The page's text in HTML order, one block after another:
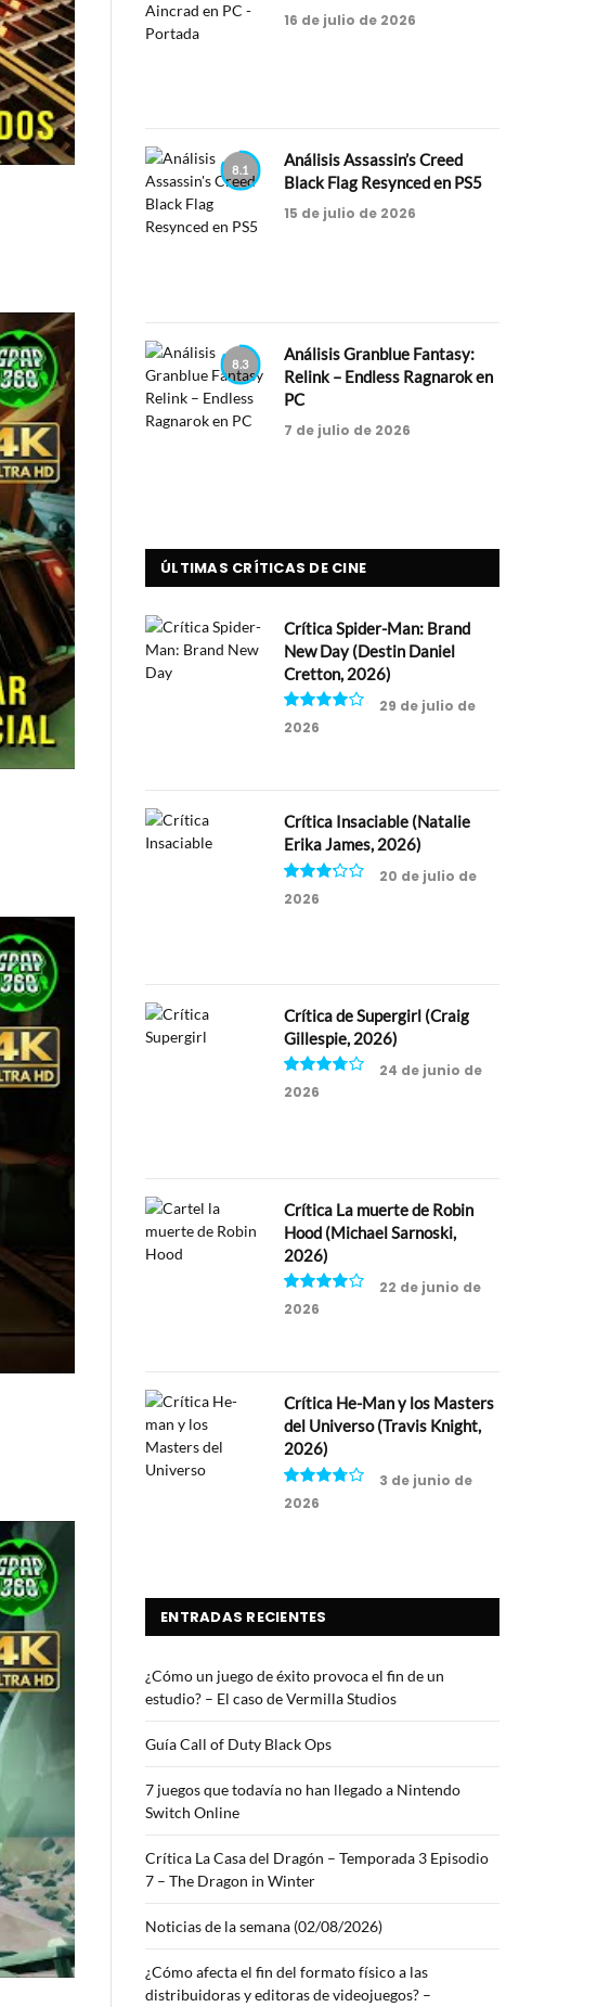
16 de julio de 2026
8.1
Análisis Assassin’s Creed
Black Flag Resynced en PS5
15 de julio de 2026
8.3
Análisis Granblue Fantasy:
Relink – Endless Ragnarok en
PC
7 de julio de 2026
ÚLTIMAS CRÍTICAS DE CINE
Crítica Spider-Man: Brand
New Day (Destin Daniel
Cretton, 2026)
8
29 de julio de
2026
Crítica Insaciable (Natalie
Erika James, 2026)
6.5
20 de julio de
2026
Crítica de Supergirl (Craig
Gillespie, 2026)
7.5
24 de junio de
2026
Crítica La muerte de Robin
Hood (Michael Sarnoski,
2026)
8
22 de junio de
2026
Crítica He-Man y los Masters
del Universo (Travis Knight,
2026)
7.5
3 de junio de
2026
ENTRADAS RECIENTES
¿Cómo un juego de éxito provoca el fin de un
estudio? – El caso de Vermilla Studios
Guía Call of Duty Black Ops
7 juegos que todavía no han llegado a Nintendo
Switch Online
Crítica La Casa del Dragón – Temporada 3 Episodio
7 – The Dragon in Winter
Noticias de la semana (02/08/2026)
¿Cómo afecta el fin del formato físico a las
distribuidoras y editoras de videojuegos? –